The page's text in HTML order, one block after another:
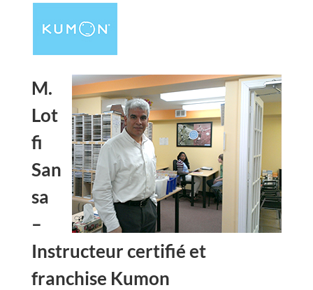
M.
Lot
fi
San
sa
–
Instructeur certifié et
franchise Kumon​